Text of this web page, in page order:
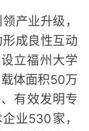
产业升级，
成良性互动
立福州大学
体面积50万
有效发明专
业530家，